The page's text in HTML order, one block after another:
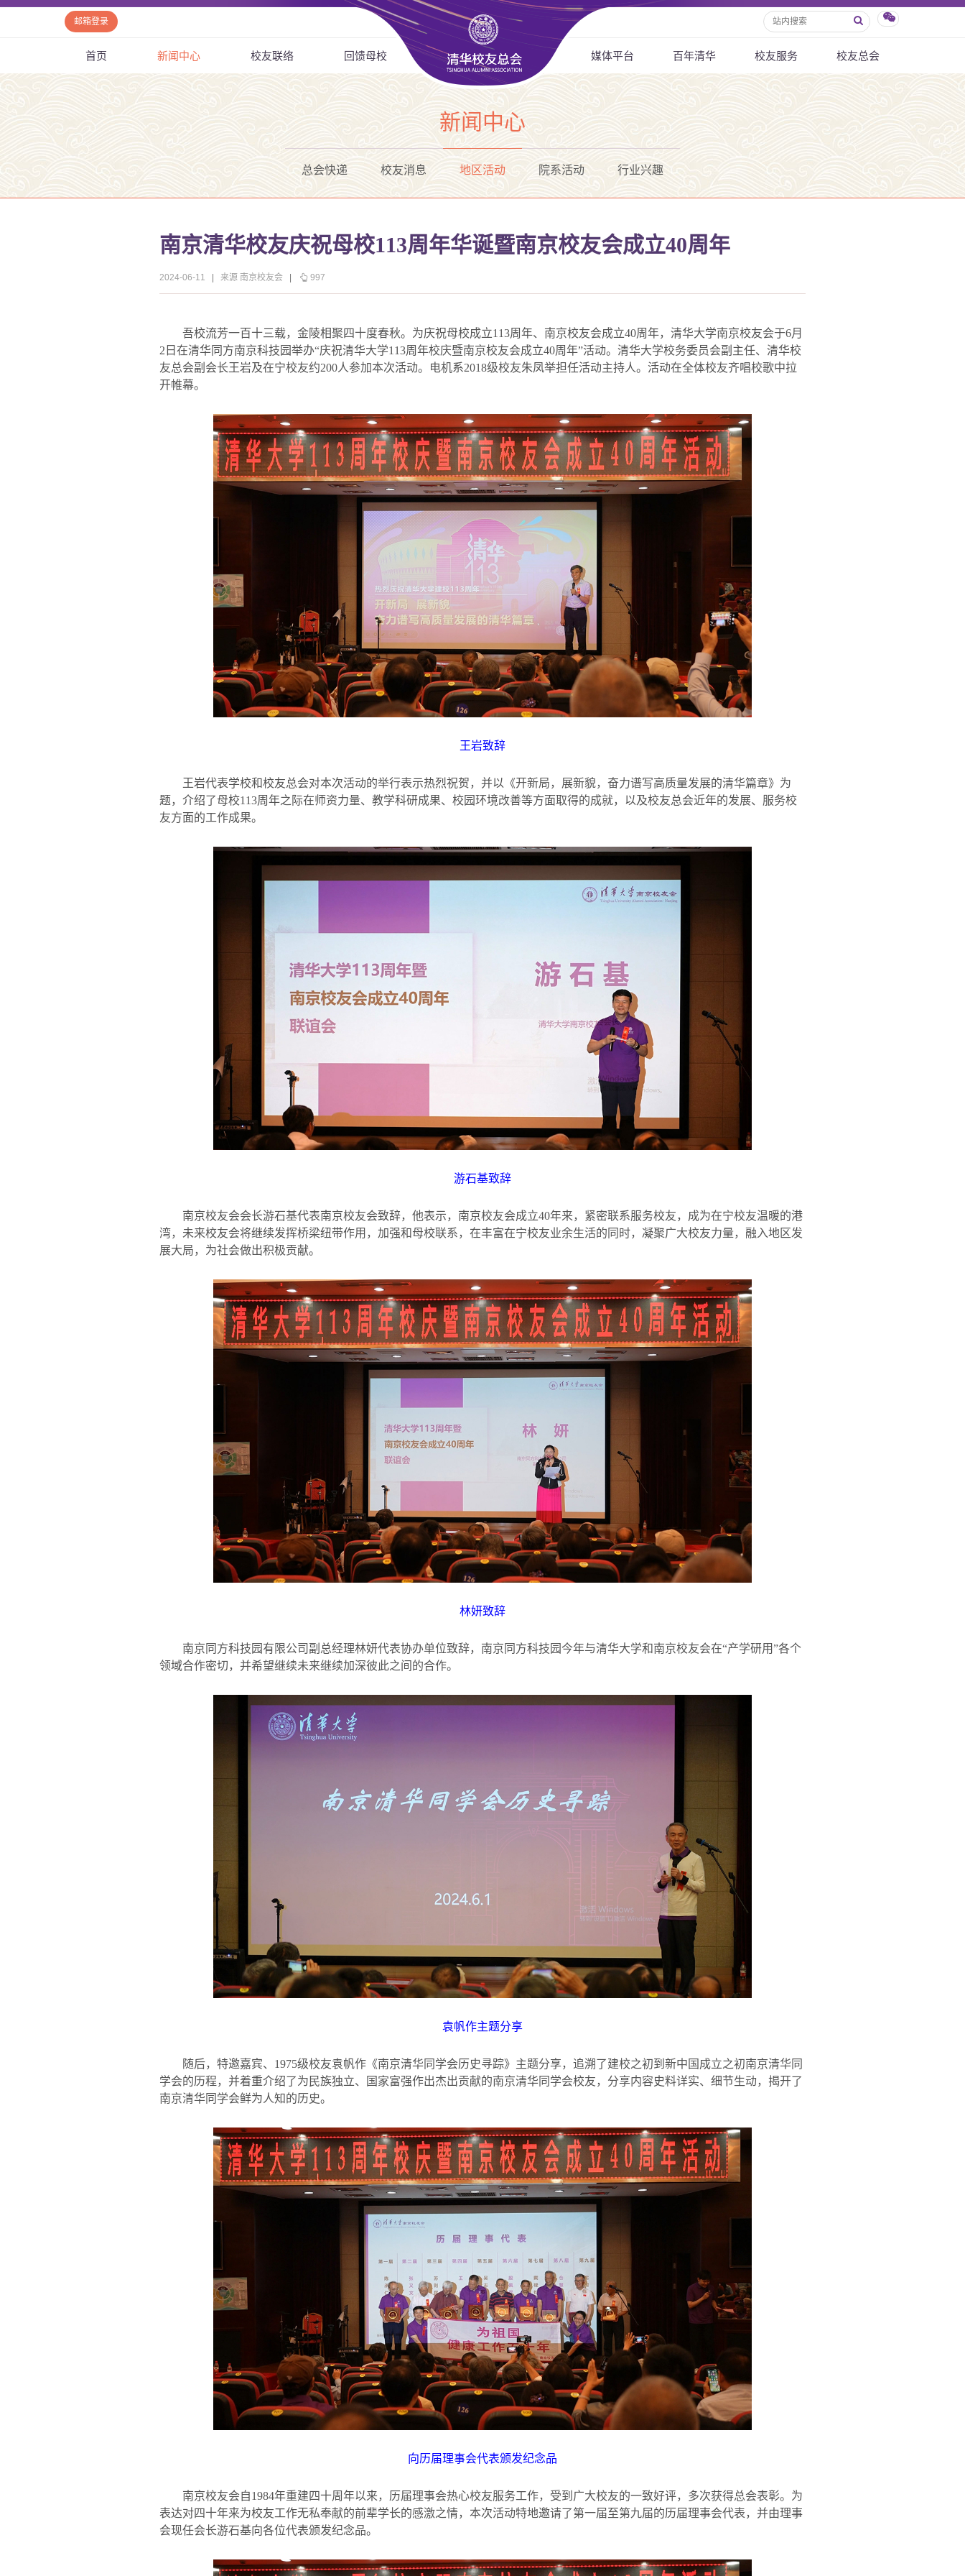
邮箱登录
首页 新闻中心 校友联络 回馈母校 媒体平台 百年清华 校友服务 校友总会
新闻中心
总会快递 校友消息 地区活动 院系活动 行业兴趣
南京清华校友庆祝母校113周年华诞暨南京校友会成立40周年
2024-06-11 来源 南京校友会 997
吾校流芳一百十三载，金陵相聚四十度春秋。为庆祝母校成立113周年、南京校友会成立40周年，清华大学南京校友会于6月
2 日在清华同方南京科技园举办“庆祝清华大学113周年校庆暨南京校友会成立40周年”活动。清华大学校务委员会副主任、清华校
友总会副会长王岩及在宁校友约200人参加本次活动。电机系2018级校友朱凤举担任活动主持人。活动在全体校友齐唱校歌中拉
开帷幕。
王岩致辞
王岩代表学校和校友总会对本次活动的举行表示热烈祝贺，并以《开新局，展新貌，奋力谱写高质量发展的清华篇章》为
题，介绍了母校113周年之际在师资力量、教学科研成果、校园环境改善等方面取得的成就，以及校友总会近年的发展、服务校
友方面的工作成果。
游石基致辞
南京校友会会长游石基代表南京校友会致辞，他表示，南京校友会成立40年来，紧密联系服务校友，成为在宁校友温暖的港
湾，未来校友会将继续发挥桥梁纽带作用，加强和母校联系，在丰富在宁校友业余生活的同时，凝聚广大校友力量，融入地区发
展大局，为社会做出积极贡献。
林妍致辞
南京同方科技园有限公司副总经理林妍代表协办单位致辞，南京同方科技园今年与清华大学和南京校友会在“产学研用”各个
领域合作密切，并希望继续未来继续加深彼此之间的合作。
袁帆作主题分享
随后，特邀嘉宾、 1975级校友袁帆作《南京清华同学会历史寻踪》主题分享，追溯了建校之初到新中国成立之初南京清华同
学会的历程，并着重介绍了为民族独立、国家富强作出杰出贡献的南京清华同学会校友，分享内容史料详实、细节生动，揭开了
南京清华同学会鲜为人知的历史。
向历届理事会代表颁发纪念品
南京校友会自1984年重建四十周年以来，历届理事会热心校友服务工作，受到广大校友的一致好评，多次获得总会表彰。为
表达对四十年来为校友工作无私奉献的前辈学长的感激之情，本次活动特地邀请了第一届至第九届的历届理事会代表，并由理事
会现任会长游石基向各位代表颁发纪念品。